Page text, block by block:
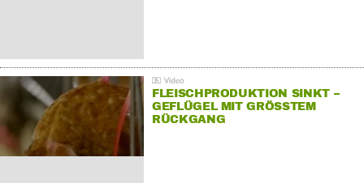
FLEISCHPRODUKTION SINKT –
GEFLÜGEL MIT GRÖSSTEM R
ÜCKGANG